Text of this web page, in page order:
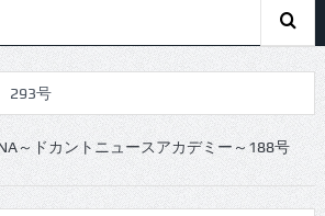
292号
291号
290号
～ドカントニュースアカデミー～188号